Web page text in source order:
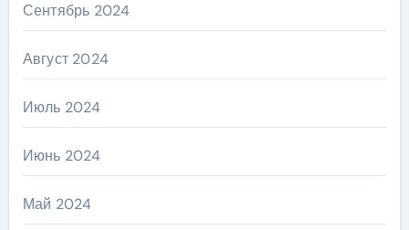
Сентябрь 2024
Август 2024
Июль 2024
Июнь 2024
Май 2024